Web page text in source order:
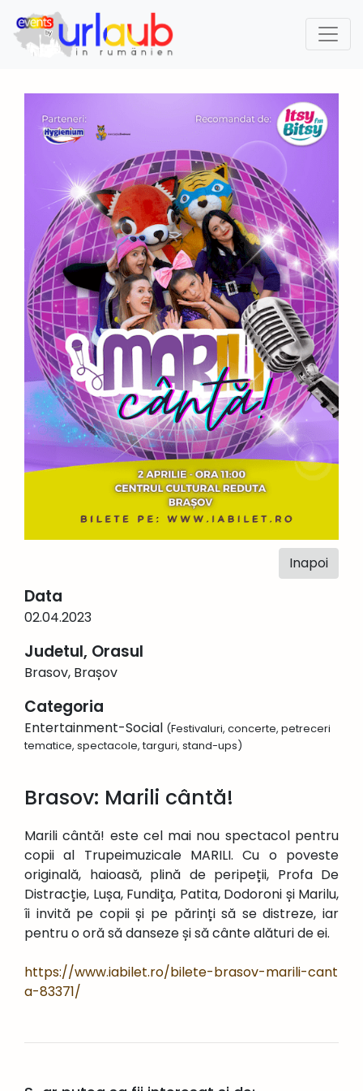
Inapoi
Data
02.04.2023
Judetul, Orasul
Brasov, Brașov
Categoria
Entertainment-Social (Festivaluri, concerte, petreceri
tematice, spectacole, targuri, stand-ups)
Brasov: Marili cântă!
Marili cântă! este cel mai nou spectacol pentru
copii al Trupeimuzicale MARILI. Cu o poveste
originală, haioasă, plină de peripeții, Profa De
Distracție, Lușa, Fundița, Patita, Dodoroni și Marilu,
îi invită pe copii și pe părinți să se distreze, iar
pentru o oră să danseze și să cânte alături de ei.
https://www.iabilet.ro/bilete-brasov-marili-cant
a-83371/